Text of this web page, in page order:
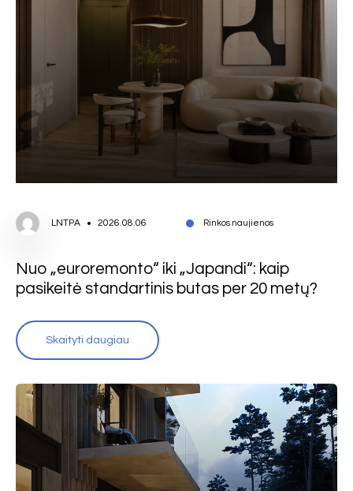
LNTPA 2026.08.06 Rinkos naujienos
Nuo „euroremonto“ iki „Japandi“: kaip
pasikeitė standartinis butas per 20 metų?
Skaityti daugiau